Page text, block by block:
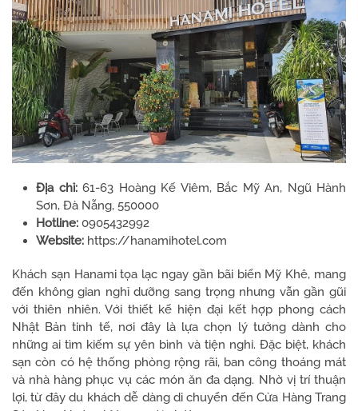
Địa chỉ:61-63 Hoàng Kế Viêm, Bắc Mỹ An, Ngũ Hành
Sơn, Đà Nẵng, 550000
Hotline: 0905432992
Website: https://hanamihotel.com
Khách sạn Hanami tọa lạc ngay gần bãi biển Mỹ Khê, mang
đến không gian nghỉ dưỡng sang trọng nhưng vẫn gần gũi
với thiên nhiên. Với thiết kế hiện đại kết hợp phong cách
Nhật Bản tinh tế, nơi đây là lựa chọn lý tưởng dành cho
những ai tìm kiếm sự yên bình và tiện nghi. Đặc biệt, khách
sạn còn có hệ thống phòng rộng rãi, ban công thoáng mát
và nhà hàng phục vụ các món ăn đa dạng. Nhờ vị trí thuận
lợi, từ đây du khách dễ dàng di chuyển đến Cửa Hàng Trang